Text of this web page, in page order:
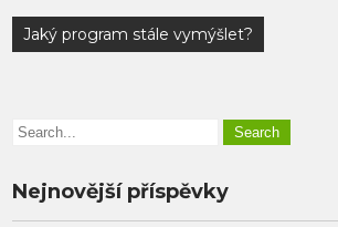
Navigace
pro
Jaký program stále vymýšlet?
Nejnovější příspěvky